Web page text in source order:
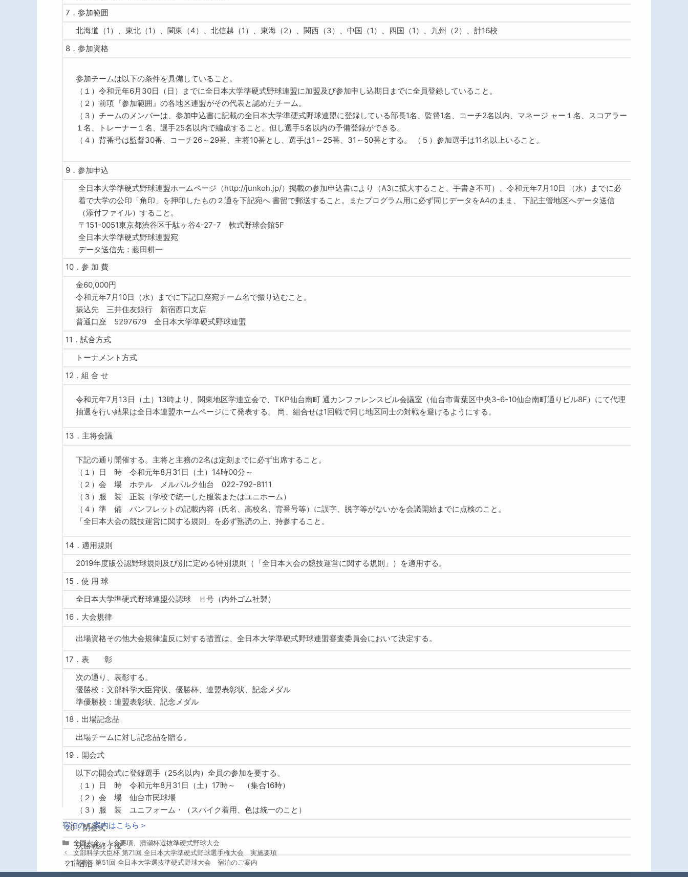
7．参加範囲
北海道（1）、東北（1）、関東（4）、北信越（1）、東海（2）、関西（3）、中国（1）、四国（1）、九州（2）、計16校
8．参加資格
参加チームは以下の条件を具備していること。
（１）令和元年6月30日（日）までに全日本大学準硬式野球連盟に加盟及び参加申し込期日までに全員登録していること。
（２）前項『参加範囲』の各地区連盟がその代表と認めたチーム。
（３）チームのメンバーは、参加申込書に記載の全日本大学準硬式野球連盟に登録している部長1名、監督1名、コーチ2名以内、マネージ ャー１名、スコアラー
１名、トレーナー１名、選手25名以内で編成すること。但し選手5名以内の予備登録ができる。
（４）背番号は監督30番、コーチ26～29番、主将10番とし、選手は1～25番、31～50番とする。 （５）参加選手は11名以上いること。
9．参加申込
全日本大学準硬式野球連盟ホームページ（http://junkoh.jp/）掲載の参加申込書により（A3に拡大すること、手書き不可）、令和元年7月10日 （水）までに必
着で大学の公印「角印」を押印したもの２通を下記宛へ 書留で郵送すること。またプログラム用に必ず同じデータをA4のまま、 下記主管地区へデータ送信
（添付ファイル）すること。
〒151-0051東京都渋谷区千駄ヶ谷4-27-7 軟式野球会館5F
全日本大学準硬式野球連盟宛
データ送信先：藤田耕一
10．参 加 費
金60,000円
令和元年7月10日（水）までに下記口座宛チーム名で振り込むこと。
振込先 三井住友銀行 新宿西口支店
普通口座 5297679 全日本大学準硬式野球連盟
11．試合方式
トーナメント方式
12．組 合 せ
令和元年7月13日（土）13時より、関東地区学連立会で、TKP仙台南町 通カンファレンスビル会議室（仙台市青葉区中央3-6-10仙台南町通りビル8F）にて代理
抽選を行い結果は全日本連盟ホームページにて発表する。 尚、組合せは1回戦で同じ地区同士の対戦を避けるようにする。
13．主将会議
下記の通り開催する。主将と主務の2名は定刻までに必ず出席すること。
（１）日 時 令和元年8月31日（土）14時00分～
（２）会 場 ホテル メルパルク仙台 022-792-8111
（３）服 装 正装（学校で統一した服装またはユニホーム）
（４）準 備 パンフレットの記載内容（氏名、高校名、背番号等）に誤字、脱字等がないかを会議開始までに点検のこと。
「全日本大会の競技運営に関する規則」を必ず熟読の上、持参すること。
14．適用規則
2019年度版公認野球規則及び別に定める特別規則（「全日本大会の競技運営に関する規則」）を適用する。
15．使 用 球
全日本大学準硬式野球連盟公認球 Ｈ号（内外ゴム社製）
16．大会規律
出場資格その他大会規律違反に対する措置は、全日本大学準硬式野球連盟審査委員会において決定する。
17．表 彰
次の通り、表彰する。
優勝校：文部科学大臣賞状、優勝杯、連盟表彰状、記念メダル
準優勝校：連盟表彰状、記念メダル
18．出場記念品
出場チームに対し記念品を贈る。
19．開会式
以下の開会式に登録選手（25名以内）全員の参加を要する。
（１）日 時 令和元年8月31日（土）17時～ （集合16時）
（２）会 場 仙台市民球場
（３）服 装 ユニフォーム・（スパイク着用、色は統一のこと）
20．閉会式
決勝戦終了後
21. 宿泊
宿泊のご案内はこちら＞
カ
テ
ゴ
リ
全国大会、 大会要項、 清瀬杯選抜準硬式野球大会
文部科学大臣杯 第71回 全日本大学準硬式野球選手権大会 実施要項
清瀬杯 第51回 全日本大学選抜準硬式野球大会 宿泊のご案内